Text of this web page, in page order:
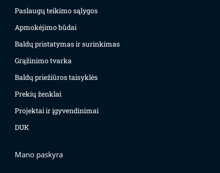
Paslaugų teikimo sąlygos
Apmokėjimo būdai
Baldų pristatymas ir surinkimas
Grąžinimo tvarka
Baldų priežiūros taisyklės
Prekių ženklai
Projektai ir įgyvendinimai
DUK
Mano paskyra